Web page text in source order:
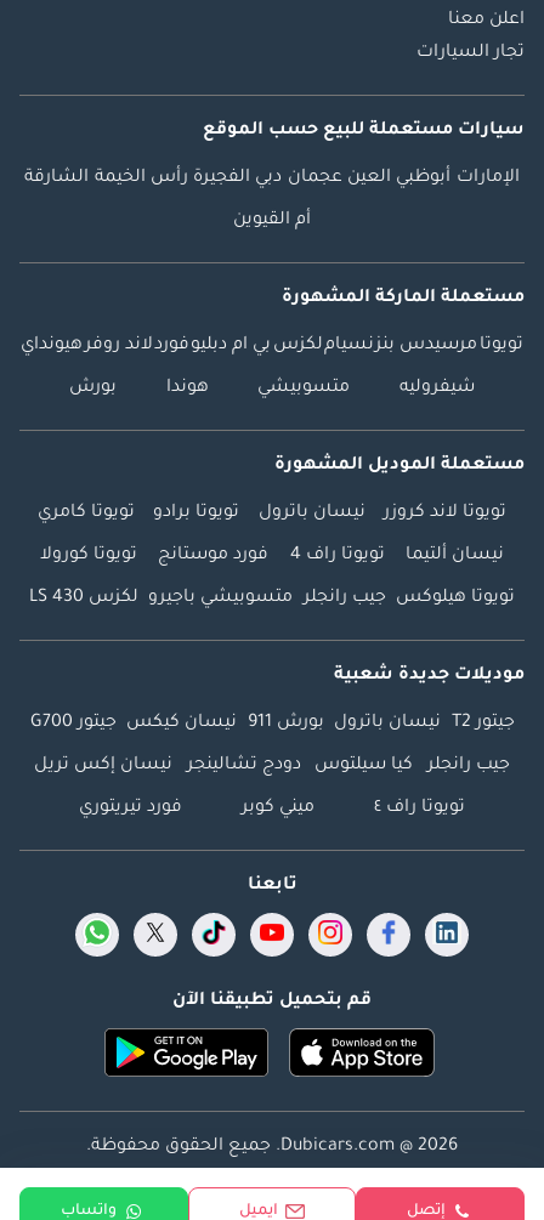
إتصل ايميل واتساب
اعلن معنا
تجار السيارات
سيارات مستعملة للبيع حسب الموقع
الإمارات أبوظبي العين عجمان دبي الفجيرة رأس الخيمة الشارقة
أم القيوين
مستعملة الماركة المشهورة
تويوتا مرسيدس بنزنسياملكزس بي ام دبليوفوردلاند روفرهيونداي
شيفروليه متسوبيشي هوندا بورش
مستعملة الموديل المشهورة
تويوتا لاند كروزر نيسان باترول تويوتا برادو تويوتا كامري
نيسان ألتيما تويوتا راف 4 فورد موستانج تويوتا كورولا
تويوتا هيلوكس جيب رانجلر متسوبيشي باجيرو لكزس LS 430
موديلات جديدة شعبية
جيتور T2 نيسان باترول بورش 911 نيسان كيكس جيتور G700
جيب رانجلر كيا سيلتوس دودج تشالينجر نيسان إكس تريل
تويوتا راف ٤ ميني كوبر فورد تيريتوري
تابعنا
قم بتحميل تطبيقنا الآن
Dubicars.com @ 2026. جميع الحقوق محفوظة.
العنوان: 2114 ، برج شذى ، المدينة الإعلامية ، دبي ، الإمارات